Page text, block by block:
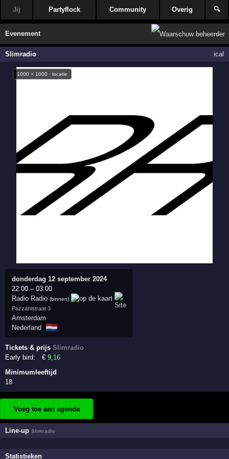
Jij Partyflock Community Overig 🔍
Evenement
Slimradio ical
1000 × 1000 · locatie
donderdag 12 september 2024
22:00 –03:00
Radio Radio (binnen)
Pazzanistraat 3
Amsterdam
Nederland 🇳🇱
Tickets & prijsSlimradio
Early bird:
€9 ,16
Minimumleeftijd
18
Voeg toe aan agenda
Line-upSlimradio
Statistieken